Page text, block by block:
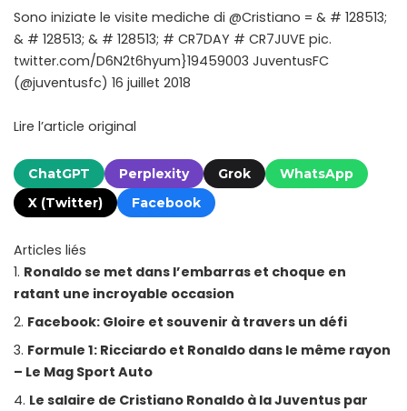
Sono iniziate le visite mediche di @Cristiano = & # 128513;
& # 128513; & # 128513; # CR7DAY # CR7JUVE pic.
twitter.com/D6N2t6hyum}19459003 JuventusFC
(@juventusfc) 16 juillet 2018
Lire l’article original
ChatGPT Perplexity Grok
WhatsApp
X (Twitter)
Facebook
Articles liés
Ronaldo se met dans l’embarras et choque en
ratant une incroyable occasion
Facebook: Gloire et souvenir à travers un défi
Formule 1: Ricciardo et Ronaldo dans le même rayon
– Le Mag Sport Auto
Le salaire de Cristiano Ronaldo à la Juventus par